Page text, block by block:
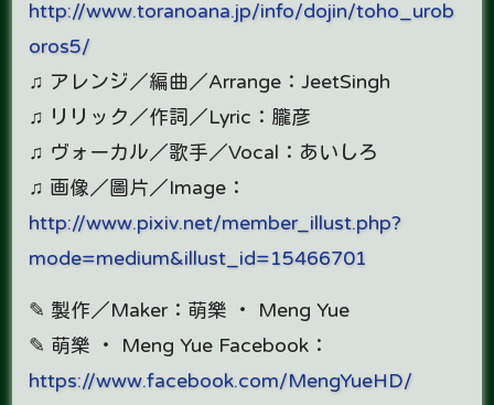
http://www.toranoana.jp/info/dojin/toho_urob
oros5/
♫ アレンジ／編曲／Arrange：JeetSingh
♫ リリック／作詞／Lyric：朧彦
♫ ヴォーカル／歌手／Vocal：あいしろ
♫ 画像／圖片／Image：
http://www.pixiv.net/member_illust.php?
mode=medium&illust_id=15466701
✎ 製作／Maker：萌樂 ‧ Meng Yue
✎ 萌樂 ‧ Meng Yue Facebook：
https://www.facebook.com/MengYueHD/